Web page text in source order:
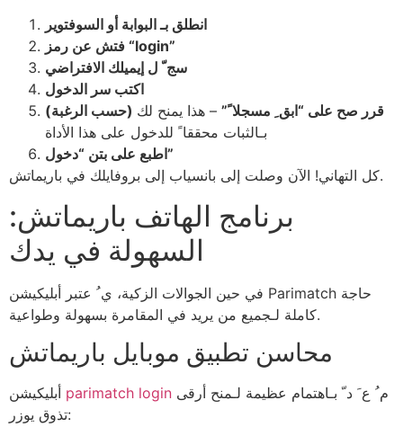
انطلق بـ البوابة أو السوفتوير
فتش عن رمز “login”
سج ّ ل إيميلك الافتراضي
اكتب سر الدخول
(حسب الرغبة) قرر صح على “ابق ِ مسجلا ً” – هذا يمنح لك
بـالثبات محققا ً للدخول على هذا الأداة
اطبع على بتن “دخول”
كل التهاني! الآن وصلت إلى بانسياب إلى بروفايلك في باريماتش.
برنامج الهاتف باريماتش:
السهولة في يدك
في حين الجوالات الزكية، ي ُ عتبر أبليكيشن Parimatch حاجة
كاملة لـجميع من يريد في المقامرة بسهولة وطواعية.
محاسن تطبيق موبايل باريماتش
parimatch login
تذوق يوزر: